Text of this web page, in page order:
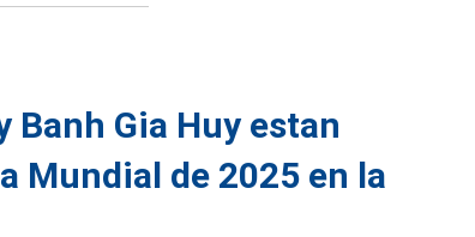
Banh Gia Huy estan
Mundial de 2025 en la